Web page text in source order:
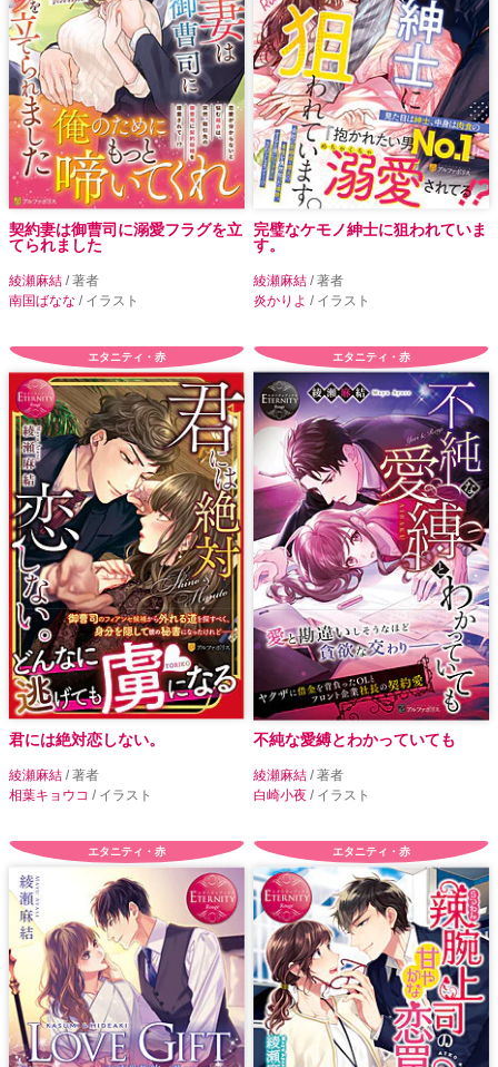
契約妻は御曹司に溺愛フラグを立
てられました
綾瀬麻結 / 著者
南国ばなな / イラスト
完璧なケモノ紳士に狙われていま
す。
綾瀬麻結 / 著者
炎かりよ / イラスト
エタニティ・赤
君には絶対恋しない。
綾瀬麻結 / 著者
相葉キョウコ / イラスト
エタニティ・赤
不純な愛縛とわかっていても
綾瀬麻結 / 著者
白崎小夜 / イラスト
エタニティ・赤 エタニティ・赤